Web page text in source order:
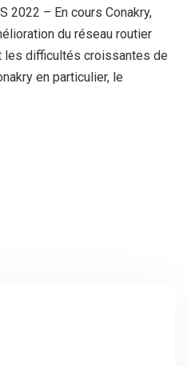
2022 – En cours Conakry,
du réseau routier
les difficultés croissantes de
en particulier, le